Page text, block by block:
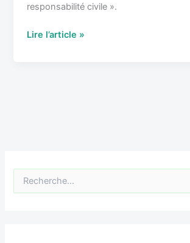
responsabilité civile ».
Lire l’article »
e